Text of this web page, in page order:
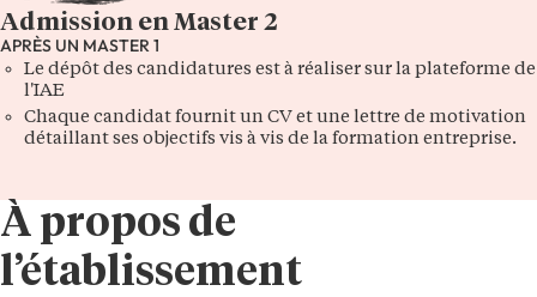
Admission en Master 2
APRÈS UN MASTER 1
Le dépôt des candidatures est à réaliser sur la plateforme de
l'IAE
Chaque candidat fournit un CV et une lettre de motivation
détaillant ses objectifs vis à vis de la formation entreprise.
À propos de
l’établissement